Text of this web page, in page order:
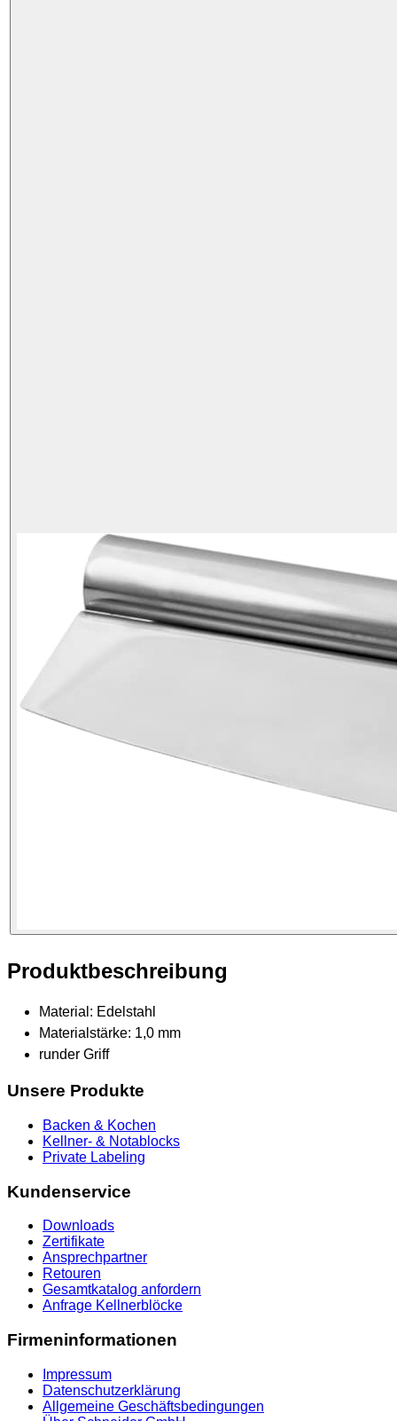
Produktbeschreibung
Material: Edelstahl
Materialstärke: 1,0 mm
runder Griff
Unsere Produkte
Backen & Kochen
Kellner- & Notablocks
Private Labeling
Kundenservice
Downloads
Zertifikate
Ansprechpartner
Retouren
Gesamtkatalog anfordern
Anfrage Kellnerblöcke
Firmeninformationen
Impressum
Datenschutzerklärung
Allgemeine Geschäftsbedingungen